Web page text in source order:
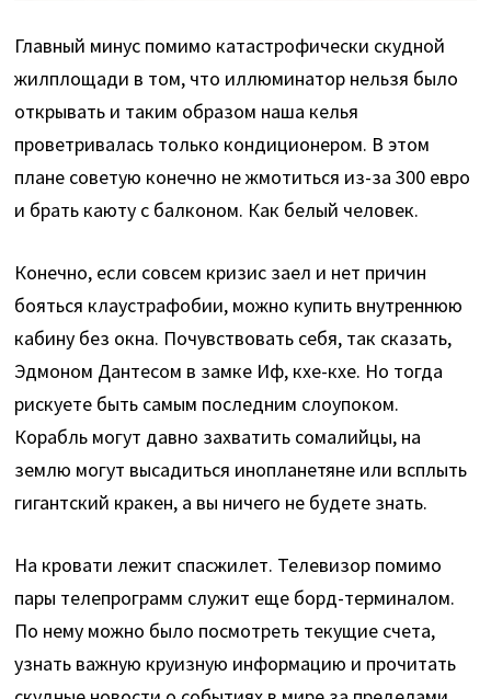
Главный минус помимо катастрофически скудной
жилплощади в том, что иллюминатор нельзя было
открывать и таким образом наша келья
проветривалась только кондиционером. В этом
плане советую конечно не жмотиться из-за 300 евро
и брать каюту с балконом. Как белый человек.
Конечно, если совсем кризис заел и нет причин
бояться клаустрафобии, можно купить внутреннюю
кабину без окна. Почувствовать себя, так сказать,
Эдмоном Дантесом в замке Иф, кхе-кхе. Но тогда
рискуете быть самым последним слоупоком.
Корабль могут давно захватить сомалийцы, на
землю могут высадиться инопланетяне или всплыть
гигантский кракен, а вы ничего не будете знать.
На кровати лежит спасжилет. Телевизор помимо
пары телепрограмм служит еще борд-терминалом.
По нему можно было посмотреть текущие счета,
узнать важную круизную информацию и прочитать